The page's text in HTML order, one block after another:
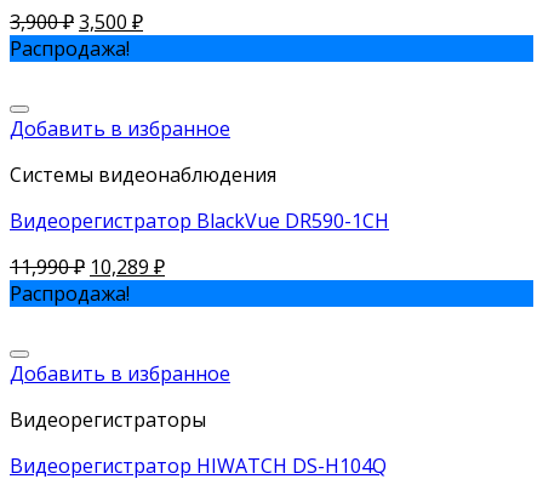
3,900₽3,500 ₽
Распродажа!
Добавить в избранное
Системы видеонаблюдения
Видеорегистратор BlackVue DR590-1CH
11,990₽ 10,289 ₽
Распродажа!
Добавить в избранное
Видеорегистраторы
Видеорегистратор HIWATCH DS-H104Q